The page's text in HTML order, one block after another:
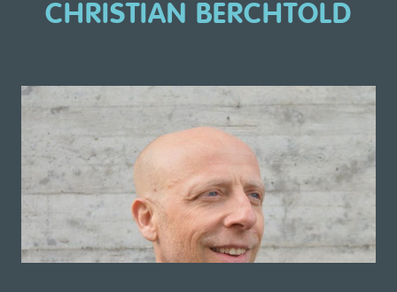
CHRISTIAN BERCHTOLD